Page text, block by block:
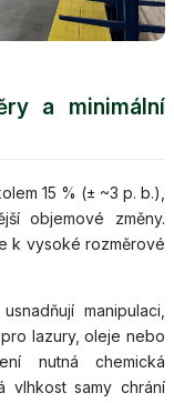
a minimální
15 % (± ~3 p. b.),
objemové změny.
k vysoké rozměrové
manipulaci,
lazury, oleje nebo
nutná chemická
vlhkost samy chrání